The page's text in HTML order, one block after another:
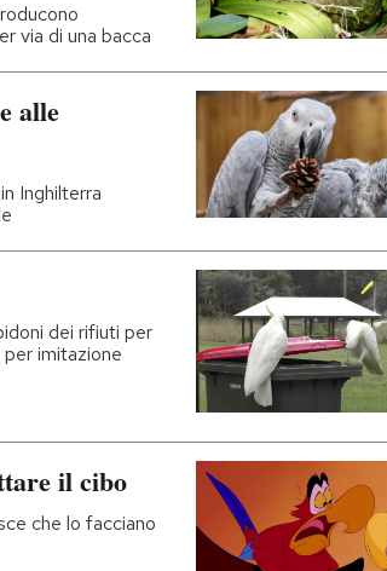
via di una bacca
alle
Inghilterra
dei rifiuti per
imitazione
il cibo
che lo facciano